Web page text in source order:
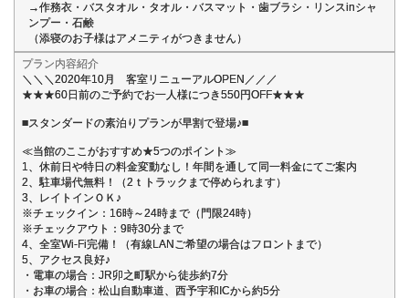
→作務衣・バスタオル・タオル・バスマット・歯ブラシ・リンスinシャ
ンプー・石鹸
（添寝のお子様はアメニティがつきません）
プラン内容紹介
＼＼＼2020年10月 客室リニューアルOPEN／／／
★★★60日前のご予約でお一人様につき550円OFF★★★
■スタンダードの素泊りプランが早割で登場♪■
≪当館のここがおすすめ★5つのポイント≫
1、休前日や特日の料金変動なし！年間を通して同一料金にてご案内
2、駐車場代無料！（2ｔトラックまで停められます）
3、レイトインＯＫ♪
※チェックイン：16時～24時まで（門限24時）
※チェックアウト：9時30分まで
4、全室Wi-Fi完備！（有線LANご希望の場合はフロントまで）
5、アクセス良好♪
・電車の場合：JR卯之町駅から徒歩約7分
・お車の場合：松山自動車道、西予宇和ICから約5分